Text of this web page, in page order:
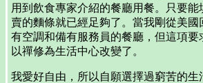
用到飲食專家介紹的餐廳用餐。只要能
賣的麵條就已經足夠了。當我剛從美國
有空調和備有服務員的餐廳，但這項要
以禪修為生活中心改變了。
我愛好自由，所以自願選擇過窮苦的生